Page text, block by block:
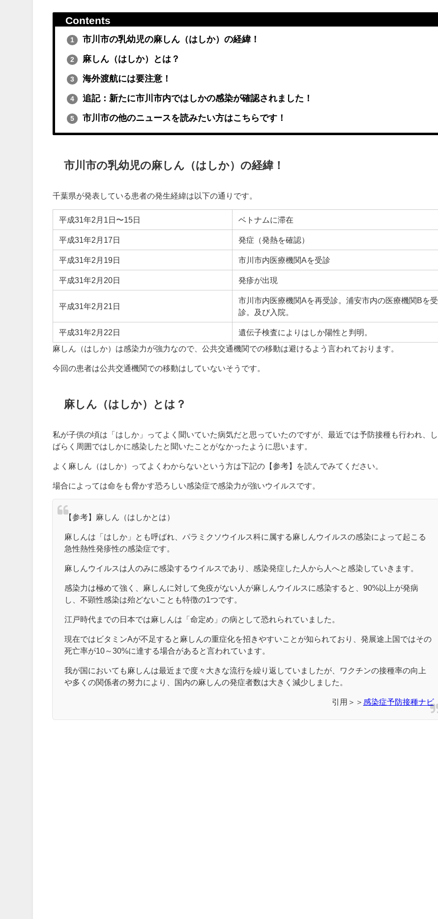
Contents
1 市川市の乳幼児の麻しん（はしか）の経緯！
2 麻しん（はしか）とは？
3 海外渡航には要注意！
4 追記：新たに市川市内ではしかの感染が確認されました！
5 市川市の他のニュースを読みたい方はこちらです！
市川市の乳幼児の麻しん（はしか）の経緯！
千葉県が発表している患者の発生経緯は以下の通りです。
平成31年2月1日〜15日 ベトナムに滞在
平成31年2月17日 発症（発熱を確認）
平成31年2月19日 市川市内医療機関Aを受診
平成31年2月20日 発疹が出現
平成31年2月21日
市川市内医療機関Aを再受診。浦安市内の医療機関Bを受
診。及び入院。
平成31年2月22日 遺伝子検査によりはしか陽性と判明。
麻しん（はしか）は感染力が強力なので、公共交通機関での移動は避けるよう言われております。
今回の患者は公共交通機関での移動はしていないそうです。
麻しん（はしか）とは？
私が子供の頃は「はしか」ってよく聞いていた病気だと思っていたのですが、最近では予防接種も行われ、し
ばらく周囲ではしかに感染したと聞いたことがなかったように思います。
よく麻しん（はしか）ってよくわからないという方は下記の【参考】を読んでみてください。
場合によっては命をも脅かす恐ろしい感染症で感染力が強いウイルスです。
【参考】麻しん（はしかとは）
麻しんは「はしか」とも呼ばれ、パラミクソウイルス科に属する麻しんウイルスの感染によって起こる
急性熱性発疹性の感染症です。
麻しんウイルスは人のみに感染するウイルスであり、感染発症した人から人へと感染していきます。
感染力は極めて強く、麻しんに対して免疫がない人が麻しんウイルスに感染すると、90%以上が発病
し、不顕性感染は殆どないことも特徴の1つです。
江戸時代までの日本では麻しんは「命定め」の病として恐れられていました。
現在ではビタミンAが不足すると麻しんの重症化を招きやすいことが知られており、発展途上国ではその
死亡率が10～30%に達する場合があると言われています。
我が国においても麻しんは最近まで度々大きな流行を繰り返していましたが、ワクチンの接種率の向上
や多くの関係者の努力により、国内の麻しんの発症者数は大きく減少しました。
引用＞＞ 感染症予防接種ナビ